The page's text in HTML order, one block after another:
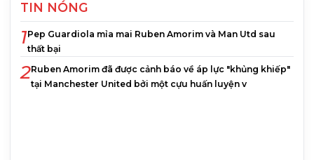
TIN NÓNG
1Pep Guardiola mỉa mai Ruben Amorim và Man Utd sau
thất bại
2Ruben Amorim đã được cảnh báo về áp lực "khủng khiếp"
tại Manchester United bởi một cựu huấn luyện v